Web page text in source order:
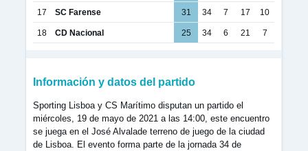
17 SC Farense 31 34 7 17 10
18 CD Nacional 25 34 6 21 7
Información y datos del partido
Sporting Lisboa y CS Marítimo disputan un partido el
miércoles, 19 de mayo de 2021 a las 14:00, este encuentro
se juega en el José Alvalade terreno de juego de la ciudad
de Lisboa. El evento forma parte de la jornada 34 de